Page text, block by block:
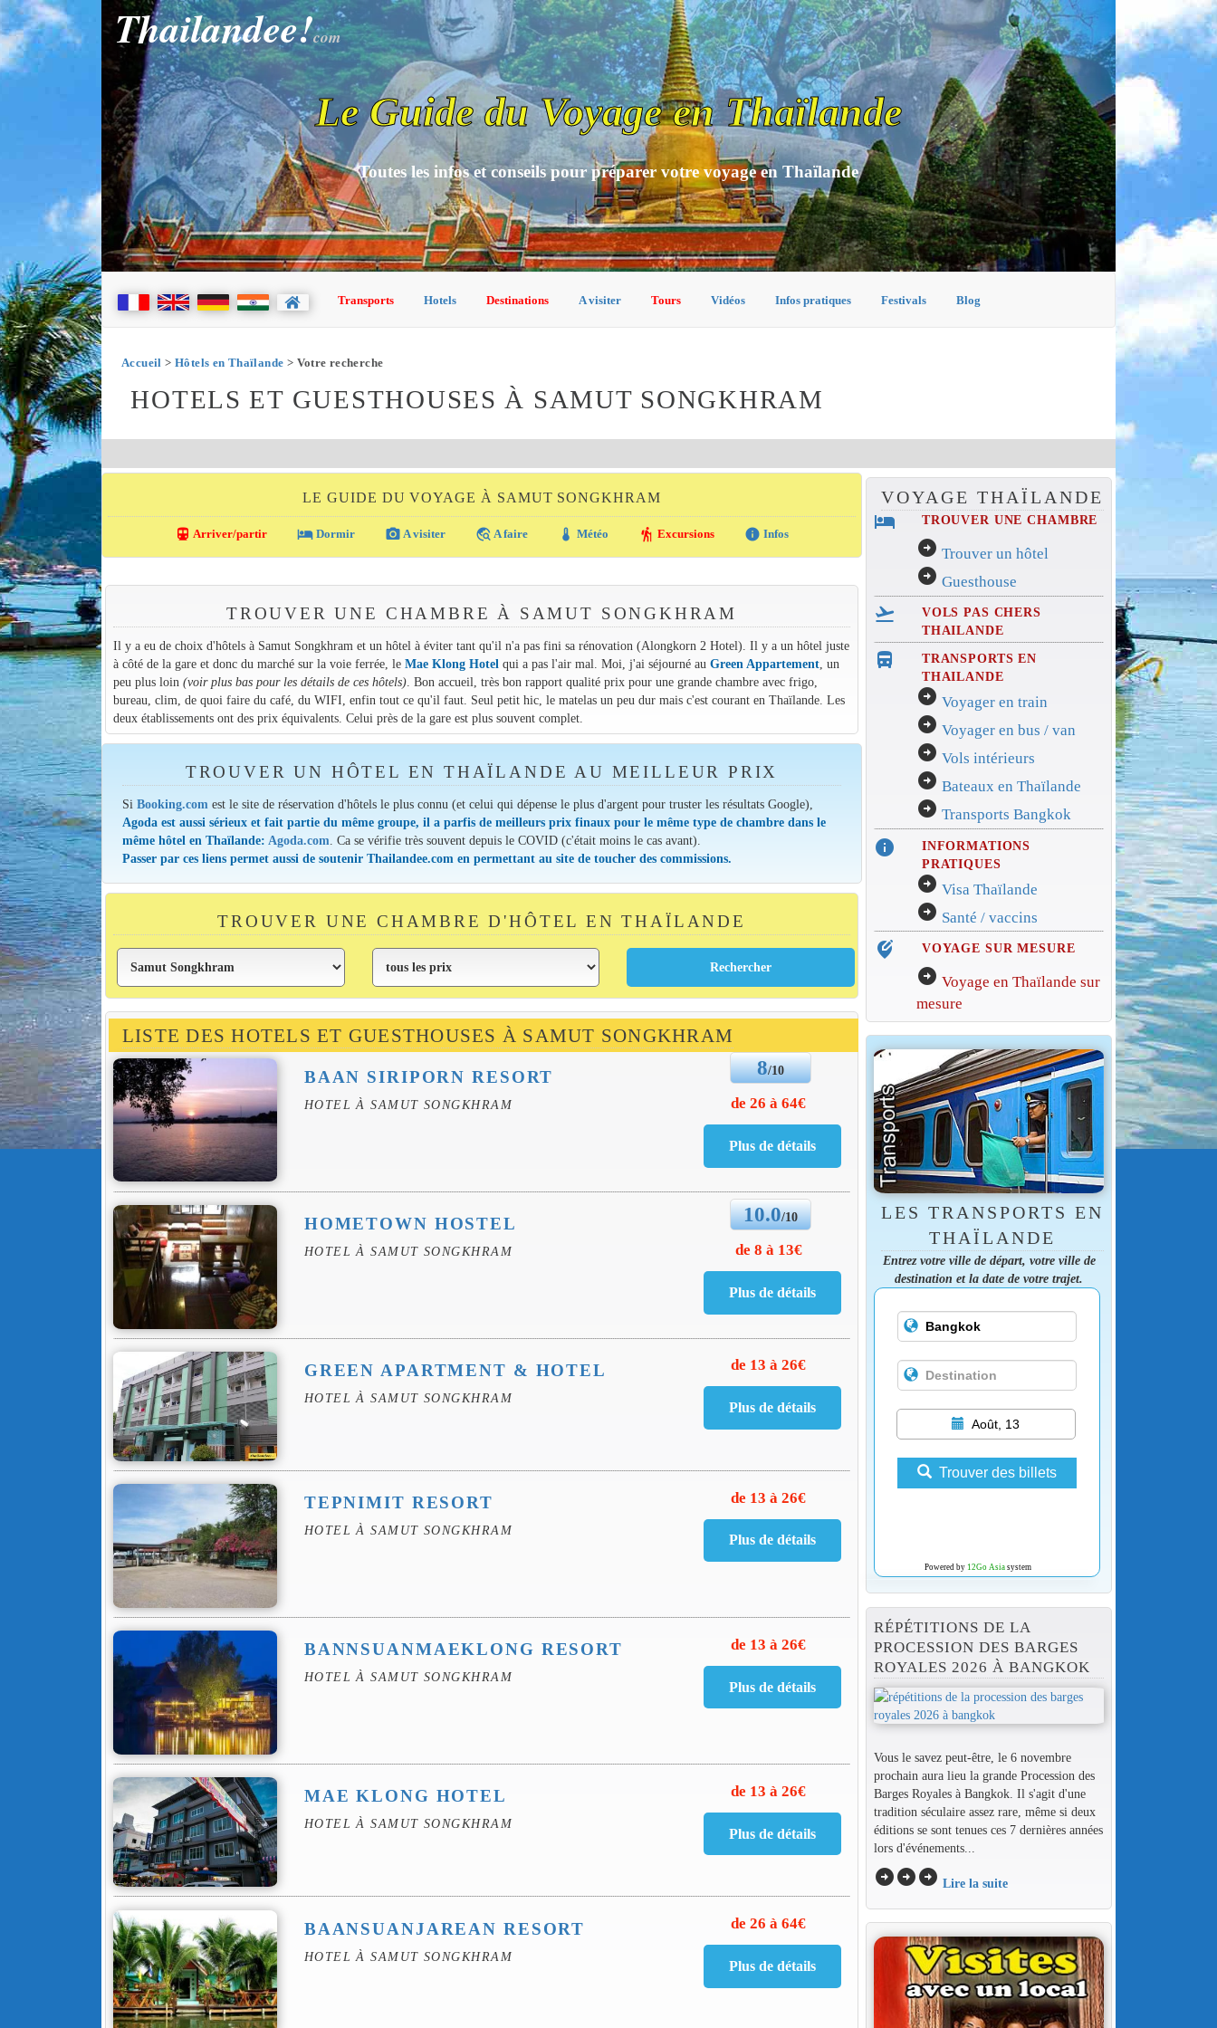
Thailandee!com
Le Guide du Voyage en Thaïlande
Toutes les infos et conseils pour préparer votre voyage en Thaïlande
Transports Hotels Destinations A visiter Tours Vidéos Infos pratiques Festivals Blog
Accueil > Hôtels en Thaïlande > Votre recherche
HOTELS ET GUESTHOUSES À SAMUT SONGKHRAM
LE GUIDE DU VOYAGE À SAMUT SONGKHRAM
directions_transit Arriver/partir local_hotel Dormir photo_camera A visiter travel_explore A faire thermostat Météo hiking Excursions info Infos
TROUVER UNE CHAMBRE À SAMUT SONGKHRAM
Il y a eu de choix d'hôtels à Samut Songkhram et un hôtel à éviter tant qu'il n'a pas fini sa rénovation (Alongkorn 2 Hotel). Il y a un hôtel juste
à côté de la gare et donc du marché sur la voie ferrée, le Mae Klong Hotel qui a pas l'air mal. Moi, j'ai séjourné au Green Appartement, un
peu plus loin (voir plus bas pour les détails de ces hôtels). Bon accueil, très bon rapport qualité prix pour une grande chambre avec frigo,
bureau, clim, de quoi faire du café, du WIFI, enfin tout ce qu'il faut. Seul petit hic, le matelas un peu dur mais c'est courant en Thaïlande. Les
deux établissements ont des prix équivalents. Celui près de la gare est plus souvent complet.
TROUVER UN HÔTEL EN THAÏLANDE AU MEILLEUR PRIX
SiBooking.com est le site de réservation d'hôtels le plus connu (et celui qui dépense le plus d'argent pour truster les résultats Google),
Agoda est aussi sérieux et fait partie du même groupe, il a parfis de meilleurs prix finaux pour le même type de chambre dans le
même hôtel en Thaïlande: Agoda.com . Ca se vérifie très souvent depuis le COVID (c'était moins le cas avant).
Passer par ces liens permet aussi de soutenir Thailandee.com en permettant au site de toucher des commissions.
TROUVER UNE CHAMBRE D'HÔTEL EN THAÏLANDE
LISTE DES HOTELS ET GUESTHOUSES À SAMUT SONGKHRAM
BAAN SIRIPORN RESORT
HOTEL À SAMUT SONGKHRAM
8/10
de 26 à 64€
HOMETOWN HOSTEL
HOTEL À SAMUT SONGKHRAM
10.0/10
de 8 à 13€
GREEN APARTMENT & HOTEL
HOTEL À SAMUT SONGKHRAM
de 13 à 26€
TEPNIMIT RESORT
HOTEL À SAMUT SONGKHRAM
de 13 à 26€
BANNSUANMAEKLONG RESORT
HOTEL À SAMUT SONGKHRAM
de 13 à 26€
MAE KLONG HOTEL
HOTEL À SAMUT SONGKHRAM
de 13 à 26€
BAANSUANJAREAN RESORT
HOTEL À SAMUT SONGKHRAM
de 26 à 64€
VOYAGE THAÏLANDE
hotel TROUVER UNE CHAMBRE
arrow_circle_right Trouver un hôtel
arrow_circle_right Guesthouse
flight_takeoff
VOLS PAS CHERS
THAILANDE
directions_bus_filled
TRANSPORTS EN
THAILANDE
arrow_circle_right Voyager en train
arrow_circle_right Voyager en bus / van
arrow_circle_right Vols intérieurs
arrow_circle_right Bateaux en Thaïlande
arrow_circle_right Transports Bangkok
info
INFORMATIONS
PRATIQUES
arrow_circle_right Visa Thaïlande
arrow_circle_right Santé / vaccins
edit_location_alt VOYAGE SUR MESURE
arrow_circle_right Voyage en Thaïlande sur
mesure
LES TRANSPORTS EN
THAÏLANDE
Entrez votre ville de départ, votre ville de
destination et la date de votre trajet.
Août, 13
Trouver des billets
Powered by 12Go Asiasystem
RÉPÉTITIONS DE LA
PROCESSION DES BARGES
ROYALES 2026 À BANGKOK
Vous le savez peut-être, le 6 novembre
prochain aura lieu la grande Procession des
Barges Royales à Bangkok. Il s'agit d'une
tradition séculaire assez rare, même si deux
éditions se sont tenues ces 7 dernières années
lors d'événements...
arrow_circle_rightarrow_circle_rightarrow_circle_right Lire la suite